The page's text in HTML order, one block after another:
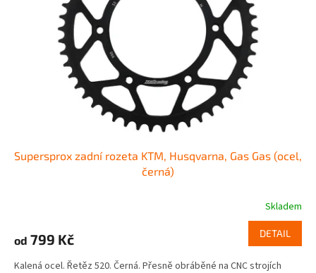
Supersprox zadní rozeta KTM, Husqvarna, Gas Gas (ocel,
černá)
Skladem
od 799 Kč DETAIL
Kalená ocel. Řetěz 520. Černá. Přesně obráběné na CNC strojích